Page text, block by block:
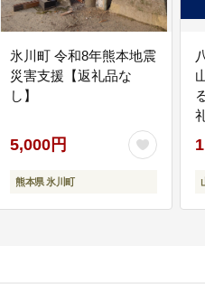
氷川町 令和8年熊本地震
災害支援【返礼品な
し】
5,000円
熊本県 氷川町